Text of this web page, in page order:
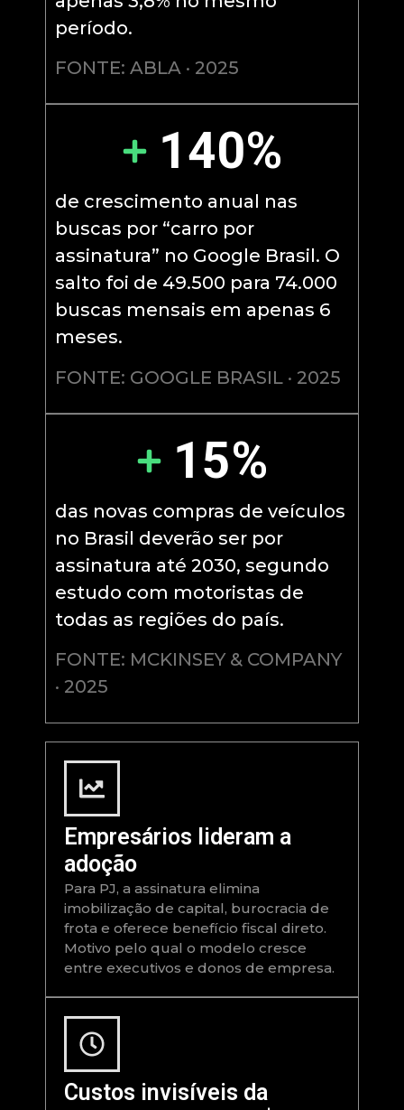
período.
FONTE: ABLA · 2025
140%
de crescimento anual nas
buscas por “carro por
assinatura” no Google Brasil. O
salto foi de 49.500 para 74.000
buscas mensais em apenas 6
meses.
FONTE: GOOGLE BRASIL · 2025
15%
das novas compras de veículos
no Brasil deverão ser por
assinatura até 2030, segundo
estudo com motoristas de
todas as regiões do país.
FONTE: MCKINSEY & COMPANY
· 2025
Empresários lideram a
adoção
Para PJ, a assinatura elimina
imobilização de capital, burocracia de
frota e oferece benefício fiscal direto.
Motivo pelo qual o modelo cresce
entre executivos e donos de empresa.
Custos invisíveis da